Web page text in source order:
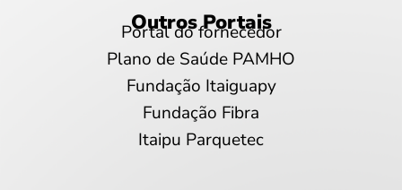
Outros Portais
Portal do fornecedor
Plano de Saúde PAMHO
Fundação Itaiguapy
Fundação Fibra
Itaipu Parquetec